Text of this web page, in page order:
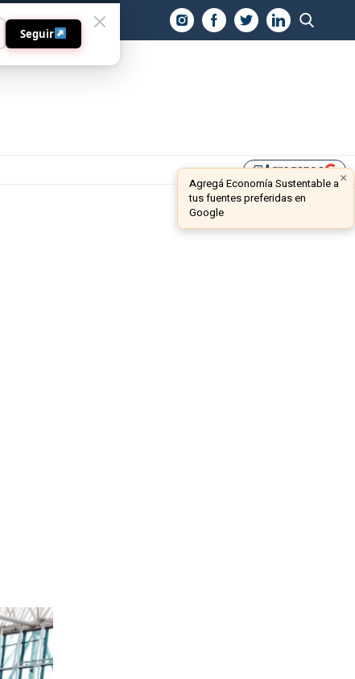
library_addAgreganos ×
Agregá Economía Sustentable a
tus fuentes preferidas en
Google
Seguir